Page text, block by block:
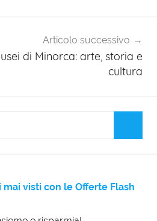
Articolo successivo
di Minorca: arte, storia e
cultura
mai visti con le Offerte Flash